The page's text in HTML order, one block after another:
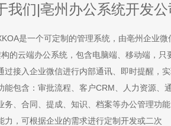
我们|亳州办公系统开发公
是一个可定制的管理系统，由亳州企业微
构的云端办公系统，包含电脑端、移动端，只
过接入企业微信进行内部通讯、即时提醒
能包含：审批流程、客户CRM、人力资源、
务、合同、提成、知识、档案等办公管理
力，可根据企业的需求进行定制开发或二次